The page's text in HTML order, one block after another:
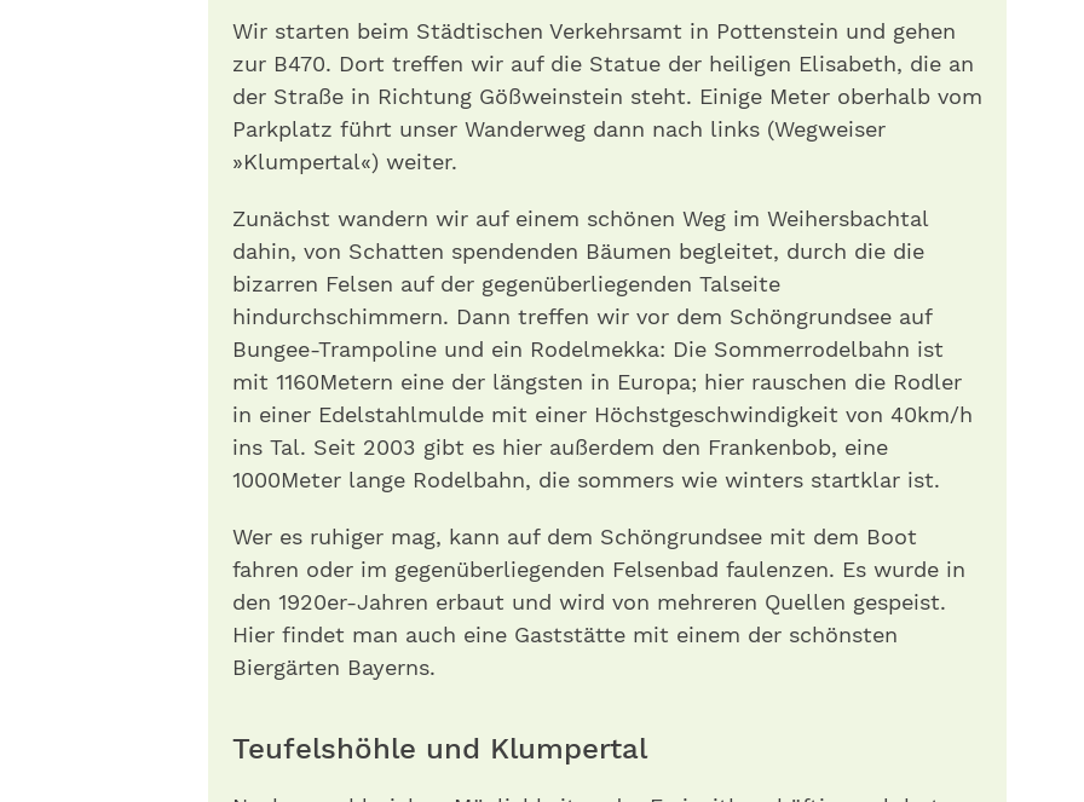
Wir starten beim Städtischen Verkehrsamt in Pottenstein und gehen
zur B470. Dort treffen wir auf die Statue der heiligen Elisabeth, die an
der Straße in Richtung Gößweinstein steht. Einige Meter oberhalb vom
Parkplatz führt unser Wanderweg dann nach links (Wegweiser
»Klumpertal«) weiter.
Zunächst wandern wir auf einem schönen Weg im Weihersbachtal
dahin, von Schatten spendenden Bäumen begleitet, durch die die
bizarren Felsen auf der gegenüberliegenden Talseite
hindurchschimmern. Dann treffen wir vor dem Schöngrundsee auf
Bungee-Trampoline und ein Rodelmekka: Die Sommerrodelbahn ist
mit 1160Metern eine der längsten in Europa; hier rauschen die Rodler
in einer Edelstahlmulde mit einer Höchstgeschwindigkeit von 40km/h
ins Tal. Seit 2003 gibt es hier außerdem den Frankenbob, eine
1000Meter lange Rodelbahn, die sommers wie winters startklar ist.
Wer es ruhiger mag, kann auf dem Schöngrundsee mit dem Boot
fahren oder im gegenüberliegenden Felsenbad faulenzen. Es wurde in
den 1920er-Jahren erbaut und wird von mehreren Quellen gespeist.
Hier findet man auch eine Gaststätte mit einem der schönsten
Biergärten Bayerns.
Teufelshöhle und Klumpertal